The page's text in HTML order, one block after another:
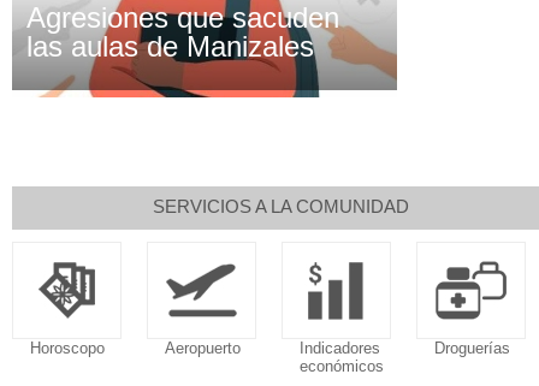
Agresiones que sacuden
las aulas de Manizales
SERVICIOS A LA COMUNIDAD
Horoscopo Aeropuerto
Indicadores
económicos
Droguerías